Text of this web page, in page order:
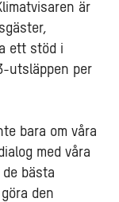
är
ett stöd i
utsläppen per
bara om våra
med våra
bästa
den